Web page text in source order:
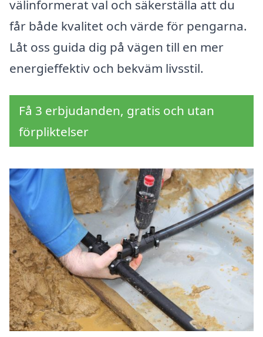
välinformerat val och säkerställa att du
får både kvalitet och värde för pengarna.
Låt oss guida dig på vägen till en mer
energieffektiv och bekväm livsstil.
Få 3 erbjudanden, gratis och utan
förpliktelser